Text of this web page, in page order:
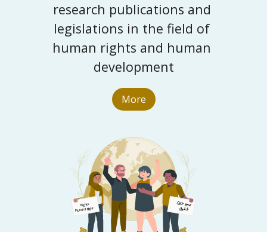
research publications and
legislations in the field of
human rights and human
development
More